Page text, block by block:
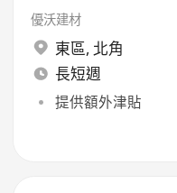
優沃建材
東區, 北角
長短週
提供額外津貼